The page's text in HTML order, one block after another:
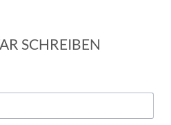
SCHREIBEN